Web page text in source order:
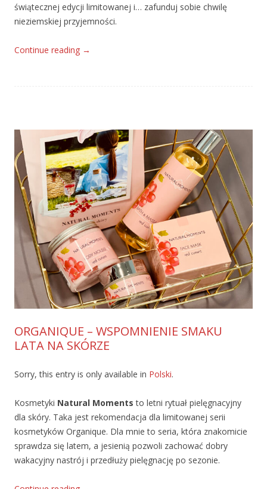
świątecznej edycji limitowanej i… zafunduj sobie chwilę
nieziemskiej przyjemności.
Continue reading →
ORGANIQUE – WSPOMNIENIE SMAKU
LATA NA SKÓRZE
Sorry, this entry is only available in Polski.
Kosmetyki Natural Moments to letni rytuał pielęgnacyjny
dla skóry. Taka jest rekomendacja dla limitowanej serii
kosmetyków Organique. Dla mnie to seria, która znakomicie
sprawdza się latem, a jesienią pozwoli zachować dobry
wakacyjny nastrój i przedłuży pielęgnację po sezonie.